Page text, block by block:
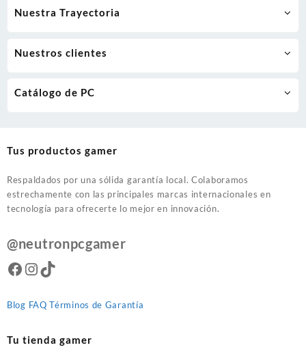
Nuestra Trayectoria
Nuestros clientes
Catálogo de PC
Tus productos gamer
Respaldados por una sólida garantía local. Colaboramos
estrechamente con las principales marcas internacionales en
tecnología para ofrecerte lo mejor en innovación.
@neutronpcgamer
Facebook
Instagram
TikTok
Blog FAQ Términos de Garantía
Tu tienda gamer